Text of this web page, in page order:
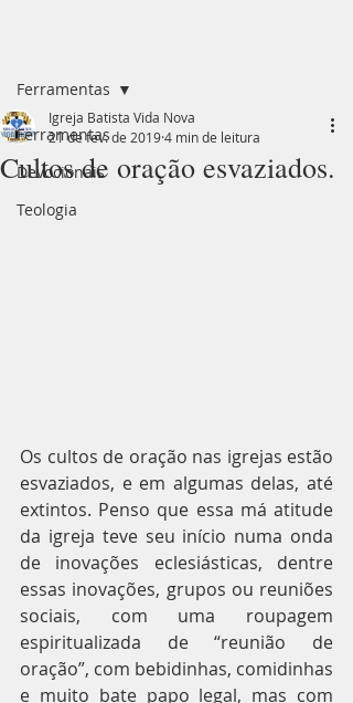
Ferramentas
Devocionais
Teologia
Ferramentas
Cultos de oração esvaziados.
Igreja Batista Vida Nova
21 de fev. de 20194 min de leitura
Os cultos de oração nas igrejas estão
esvaziados, e em algumas delas, até
extintos. Penso que essa má atitude
da igreja teve seu início numa onda
de inovações eclesiásticas, dentre
essas inovações, grupos ou reuniões
sociais, com uma roupagem
espiritualizada de “reunião de
oração”, com bebidinhas, comidinhas
e muito bate papo legal, mas com